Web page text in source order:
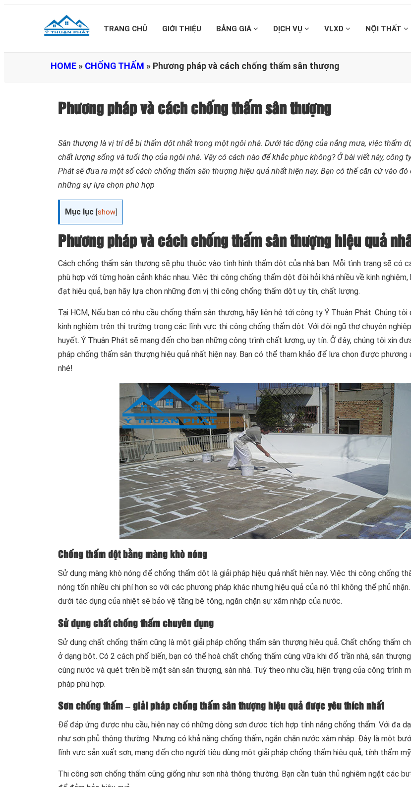
TRANG CHỦ GIỚI THIỆU BẢNG GIÁ DỊCH VỤ VLXD NỘI THẤT
HOME » CHỐNG THẤM » Phương pháp và cách chống thấm sân thượng
Phương pháp và cách chống thấm sân thượng
Sân thượng là vị trí dễ bị thấm dột nhất trong một ngôi nhà. Dưới tác động của nắng mưa, việc thấm
chất lượng sống và tuổi thọ của ngôi nhà. Vậy có cách nào để khắc phục không? Ở bài viết này, công
Phát sẽ đưa ra một số cách chống thấm sân thượng hiệu quả nhất hiện nay. Bạn có thể căn cứ vào
những sự lựa chọn phù hợp
Mục lục [show
Phương pháp và cách chống thấm sân thượng hiệu quả
Cách chống thấm sân thượng sẽ phụ thuộc vào tình hình thấm dột của nhà bạn. Mỗi tình trạng sẽ có
phù hợp với từng hoàn cảnh khác nhau. Việc thi công chống thấm dột đòi hỏi khá nhiều về kinh
đạt hiệu quả, bạn hãy lựa chọn những đơn vị thi công chống thấm dột uy tín, chất lượng.
Tại HCM, Nếu bạn có nhu cầu chống thấm sân thượng, hãy liên hệ tới công ty Ý Thuận Phát. Chúng tôi
kinh nghiệm trên thị trường trong các lĩnh vực thi công chống thấm dột. Với đội ngũ thợ chuyên
huyết. Ý Thuận Phát sẽ mang đến cho bạn những công trình chất lượng, uy tín. Ở đây, chúng tôi xin
pháp chống thấm sân thượng hiệu quả nhất hiện nay. Bạn có thể tham khảo để lựa chọn được phương
nhé!
Chống thấm dột bằng màng khò nóng
Sử dụng màng khò nóng để chống thấm dột là giải pháp hiệu quả nhất hiện nay. Việc thi công chống
nóng tốn nhiều chi phí hơn so với các phương pháp khác nhưng hiệu quả của nó thì không thể phủ
dưới tác dụng của nhiệt sẽ bảo vệ tầng bê tông, ngăn chặn sự xâm nhập của nước.
Sử dụng chất chống thấm chuyên dụng
Sử dụng chất chống thấm cũng là một giải pháp chống thấm sân thượng hiệu quả. Chất chống thấm
ở dạng bột. Có 2 cách phổ biến, bạn có thể hoà chất chống thấm cùng vữa khi đổ trần nhà, sân
cùng nước và quét trên bề mặt sàn sân thượng, sàn nhà. Tuỳ theo nhu cầu, hiện trạng của công trình
pháp phù hợp.
Sơn chống thấm – giải pháp chống thấm sân thượng hiệu quả được yêu thích nhất
Để đáp ứng được nhu cầu, hiện nay có những dòng sơn được tích hợp tính năng chống thấm. Với đa
như sơn phủ thông thường. Nhưng có khả năng chống thấm, ngăn chặn nước xâm nhập. Đây là một
lĩnh vực sản xuất sơn, mang đến cho người tiêu dùng một giải pháp chống thấm hiệu quả, tính thẩm
Thi công sơn chống thấm cũng giống như sơn nhà thông thường. Bạn cần tuân thủ nghiêm ngặt các